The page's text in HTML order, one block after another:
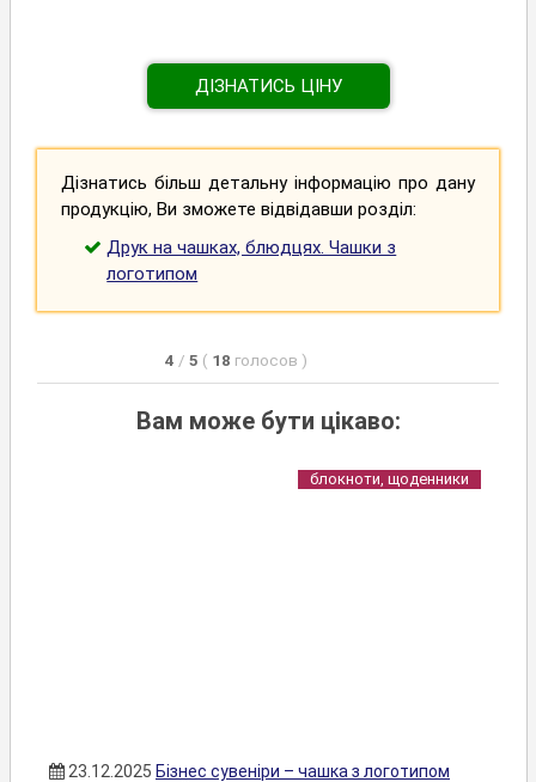
ДІЗНАТИСЬ ЦІНУ
Дізнатись більш детальну інформацію про дану
продукцію, Ви зможете відвідавши розділ:
Друк на чашках, блюдцях. Чашки з
логотипом
4 / 5 ( 18 голосов )
Вам може бути цікаво:
блокноти, щоденники
23.12.2025 Бізнес сувеніри – чашка з логотипом